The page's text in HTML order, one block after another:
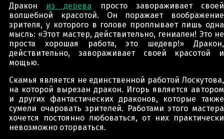
Дракон из дерева просто завораживает своей
волшебной красотой. Он поражает воображение
зрителя, у которого в голове проплывает лишь одна
мысль: «Этот мастер, действительно, гениален! Это не
проста хорошая работа, это шедевр!» Дракон,
действительно, завораживает своей красотой и
мощью.
Скамья является не единственной работой Лоскутова,
на которой вырезан дракон. Игорь является автором
и других фантастических драконов, которые также
сумели очаровать зрителей. Работами этого мастера
хочется постоянно любоваться, от них практически
невозможно оторваться.